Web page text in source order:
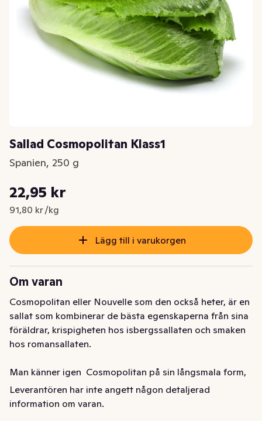
Sallad Cosmopolitan Klass1
Spanien, 250 g
Nuvarande pris är: 22,95 kr
22,95 kr
91,80 kr /kg
Styckpris: 91,80 kr /kg
Lägg till i varukorgen
Om varan
Cosmopolitan eller Nouvelle som den också heter, är en
sallat som kombinerar de bästa egenskaperna från sina
föräldrar, krispigheten hos isbergssallaten och smaken
hos romansallaten.
Man känner igen  Cosmopolitan på sin långsmala form,
skålformade blad och vackert gröna färg.
Leverantören har inte angett någon detaljerad
information om varan.